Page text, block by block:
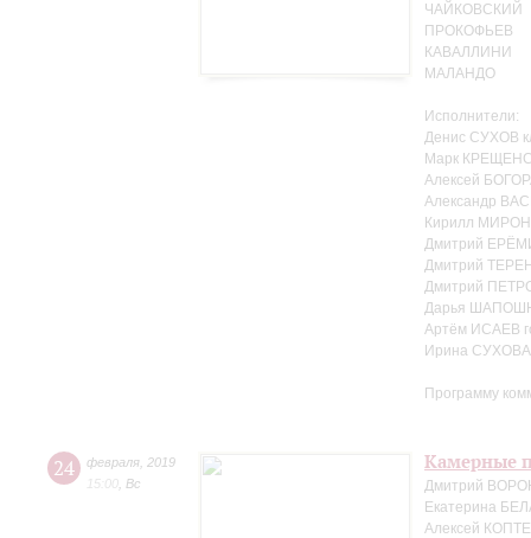
ЧАЙКОВСКИЙ
ПРОКОФЬЕВ
КАВАЛЛИНИ
МАЛАНДО
Исполнители:
Денис СУХОВ
Марк
Алексей
Александр
Кирилл МИРОН
Дмитрий
Дмитрий
Дмитрий
Дарья
Артём ИСАЕВ
Ирина СУХОВА
Программу
24 февраля 2019
15:00 Вс
Камерные
Дмитрий
Екатерина
Алексей